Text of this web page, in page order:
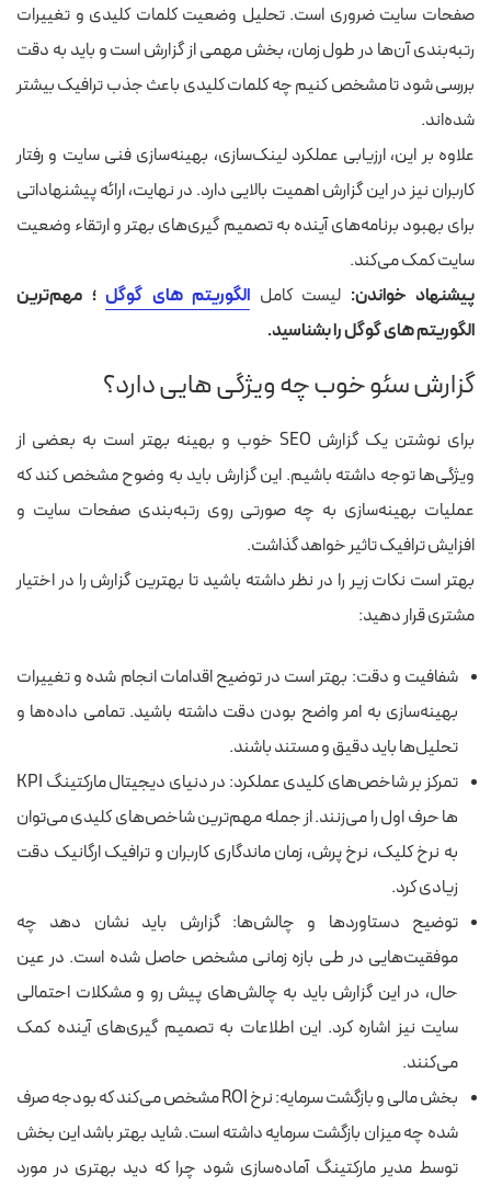
صفحات سایت ضروری است. تحلیل وضعیت کلمات کلیدی و تغییرات
رتبه‌بندی آن‌ها در طول زمان، بخش مهمی از گزارش است و باید به دقت
بررسی شود تا مشخص کنیم چه کلمات کلیدی باعث جذب ترافیک بیشتر
شده‌اند.
علاوه بر این، ارزیابی عملکرد لینک‌سازی، بهینه‌سازی فنی سایت و رفتار
کاربران نیز در این گزارش اهمیت بالایی دارد. در نهایت، ارائه پیشنهاداتی
برای بهبود برنامه‌های آینده به تصمیم‌ گیری‌های بهتر و ارتقاء وضعیت
سایت کمک می‌کند.
پیشنهاد خواندن: لیست کامل الگوریتم های گوگل ؛ مهم‌ترین
الگوریتم های گوگل را بشناسید.
گزارش سئو خوب چه ویژگی هایی دارد؟
برای نوشتن یک گزارش SEO خوب و بهینه بهتر است به بعضی از
ویژگی‌ها توجه داشته باشیم. این گزارش باید به وضوح مشخص کند که
عملیات بهینه‌سازی به چه صورتی روی رتبه‌بندی صفحات سایت و
افزایش ترافیک تاثیر خواهد گذاشت.
بهتر است نکات زیر را در نظر داشته باشید تا بهترین گزارش را در اختیار
مشتری قرار دهید:
شفافیت و دقت: بهتر است در توضیح اقدامات انجام شده و تغییرات
بهینه‌سازی به امر واضح بودن دقت داشته باشید. تمامی داده‌ها و
تحلیل‌ها باید دقیق و مستند باشند.
تمرکز بر شاخص‌های کلیدی عملکرد: در دنیای دیجیتال مارکتینگ KPI
ها حرف اول را می‌زنند. از جمله مهم‌ترین شاخص‌های کلیدی می‌توان
به نرخ کلیک، نرخ پرش، زمان ماندگاری کاربران و ترافیک ارگانیک دقت
زیادی کرد.
توضیح دستاوردها و چالش‌ها: گزارش باید نشان دهد چه
موفقیت‌هایی در طی بازه زمانی مشخص حاصل شده است. در عین
حال، در این گزارش باید به چالش‌های پیش رو و مشکلات احتمالی
سایت نیز اشاره کرد. این اطلاعات به تصمیم‌ گیری‌های آینده کمک
می‌کنند.
بخش مالی و بازگشت سرمایه: نرخ ROI مشخص می‌کند که بودجه صرف
شده چه میزان بازگشت سرمایه داشته است. شاید بهتر باشد این بخش
توسط مدیر مارکتینگ آماده‌سازی شود چرا که دید بهتری در مورد